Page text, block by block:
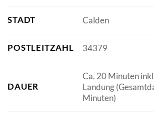
STADT Calden
POSTLEITZAHL 34379
DAUER
Ca. 20 Minuten
Landung
Minuten)